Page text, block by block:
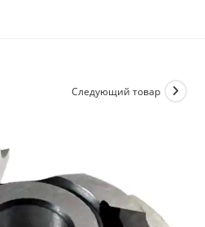
Следующий товар